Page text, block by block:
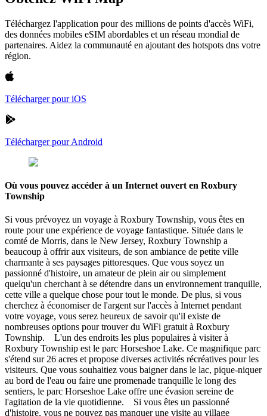
Téléchargez l'application pour des millions de points d'accès WiFi,
des données mobiles eSIM abordables et un réseau mondial de
partenaires. Aidez la communauté en ajoutant des hotspots dns votre
région.
Télécharger pour iOS
Télécharger pour Android
Où vous pouvez accéder à un Internet ouvert en Roxbury
Township
Si vous prévoyez un voyage à Roxbury Township, vous êtes en
route pour une expérience de voyage fantastique. Située dans le
comté de Morris, dans le New Jersey, Roxbury Township a
beaucoup à offrir aux visiteurs, de son ambiance de petite ville
charmante à ses paysages pittoresques. Que vous soyez un
passionné d'histoire, un amateur de plein air ou simplement
quelqu'un cherchant à se détendre dans un environnement tranquille,
cette ville a quelque chose pour tout le monde. De plus, si vous
cherchez à économiser de l'argent sur l'accès à Internet pendant
votre voyage, vous serez heureux de savoir qu'il existe de
nombreuses options pour trouver du WiFi gratuit à Roxbury
Township. L'un des endroits les plus populaires à visiter à
Roxbury Township est le parc Horseshoe Lake. Ce magnifique parc
s'étend sur 26 acres et propose diverses activités récréatives pour les
visiteurs. Que vous souhaitiez vous baigner dans le lac, pique-niquer
au bord de l'eau ou faire une promenade tranquille le long des
sentiers, le parc Horseshoe Lake offre une évasion sereine de
l'agitation de la vie quotidienne. Si vous êtes un passionné
d'histoire, vous ne pouvez pas manquer une visite au village